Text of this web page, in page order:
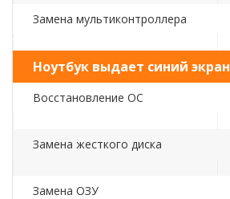
Замена мультиконтроллера
Ноутбук выдает синий экран
Восстановление ОС
Замена жесткого диска
Замена ОЗУ